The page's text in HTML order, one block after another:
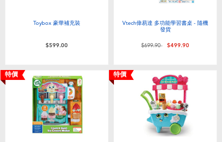
生活精品
Toybox 豪華補充裝
$599.00
Vtech偉易達 多功能學習書桌 - 隨機
發貨
價格從
$699.90至$499.90
特價 特價